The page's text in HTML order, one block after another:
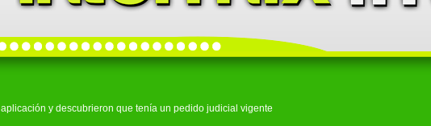
y descubrieron que tenía un pedido judicial vigente